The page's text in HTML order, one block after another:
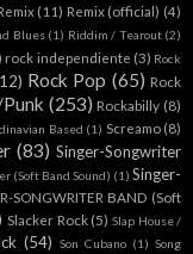
(11) Remix (official) (4)
Blues (1) Riddim / Tearout (2)
rock independiente (3) Rock
Rock Pop (65) Rock
(253) Rockabilly (8)
Based (1) Screamo (8)
(83) Singer-Songwriter
(Soft Band Sound) (1) Singer-
SONGWRITER BAND (Soft
Slacker Rock (5) Slap House /
(54) Son Cubano (1) Song